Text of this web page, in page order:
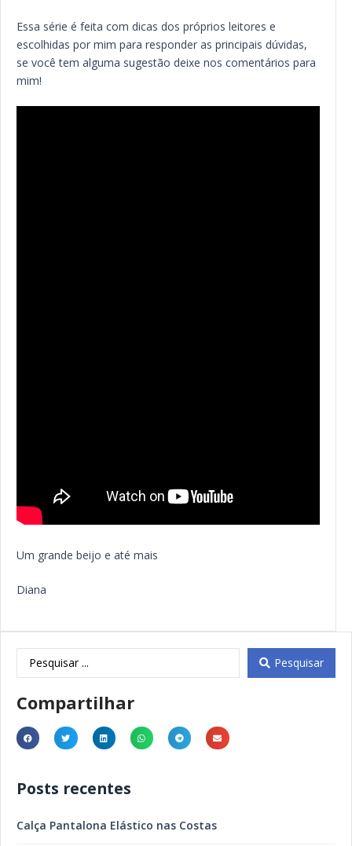
Essa série é feita com dicas dos próprios leitores e
escolhidas por mim para responder as principais dúvidas,
se você tem alguma sugestão deixe nos comentários para
mim!
Um grande beijo e até mais
Diana
Pesquisar
Compartilhar
Posts recentes
Calça Pantalona Elástico nas Costas